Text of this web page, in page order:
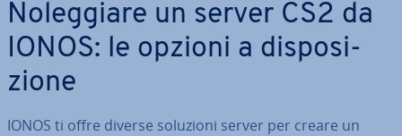
No­leg­gia­re un server CS2 da
IONOS: le opzioni a di­spo­si­
zio­ne
IONOS ti offre diverse soluzioni server per creare un